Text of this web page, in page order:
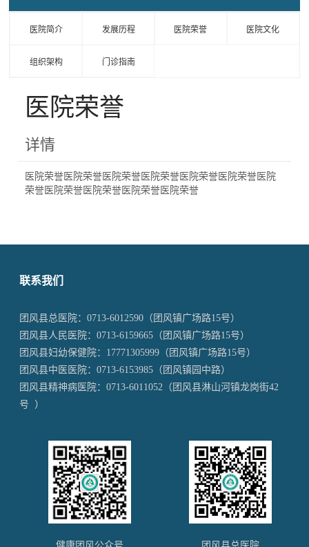
医院简介 发展历程 医院荣誉 医院文化
组织架构 门诊指南
医院荣誉
详情
医院荣誉医院荣誉医院荣誉医院荣誉医院荣誉医院荣誉医院
荣誉医院荣誉医院荣誉医院荣誉医院荣誉
联系我们
团风县总医院：0713-6012590 （团风镇广场路15号）
团风县人民医院：0713-6159665 （团风镇广场路15号）
团风县妇幼保健院： 17771305999 （团风镇广场路15号）
团风县中医医院：0713-6153985 （团风镇园中路）
团风县精神病医院：0713-6011052 （团风县淋山河镇龙岗街42
号 ）
健康团风公众号 团风县总医院